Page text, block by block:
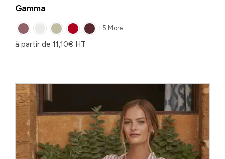
Gamma
+5 More
à partir de 11,10€ HT